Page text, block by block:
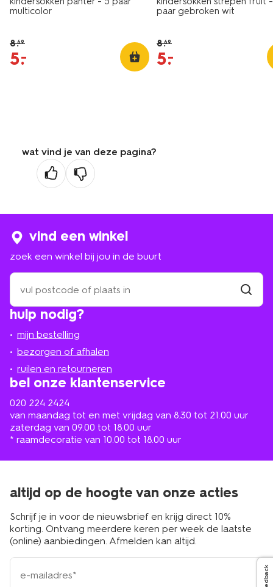
multicolor
8.69
5.
–
paar gebroken wit
8.69
5.
–
wat vind je van deze pagina?
hulp nodig?
mijn bestelling
bezorgen of afhalen
ruilen en retourneren
bel onze klantenservice
020 224 2424
van maandag tot en met vrijdag van 8.30 tot 21.00 uur
zaterdag van 09.00 tot 18.00 uur
* raamdecoratie van 10.00 tot 18.00 uur
vind een winkel
zoek een winkel bij jou in de buurt
zoek
een
winkel
bij
in
de
buurt
altijd op de hoogte van onze acties
Schrijf je in voor de nieuwsbrief en krijg direct 10%
korting. Ontvang meerdere keren per week de laatste
(online) aanbiedingen. Afmelden kan altijd.
e-
mailadres
Feedback